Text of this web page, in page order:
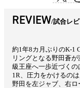
REVIEW 試合レ
約1年8カ月ぶりのK-1
リングとなる野田蒼
級王座へ一歩近づくの
1R、圧力をかけるの
野田を左ジャブ、右